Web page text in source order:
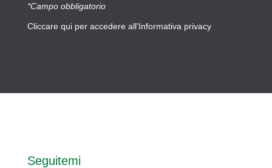
*Campo obbligatorio
Cliccare quiper accedere all'Informativa privacy
Seguitemi